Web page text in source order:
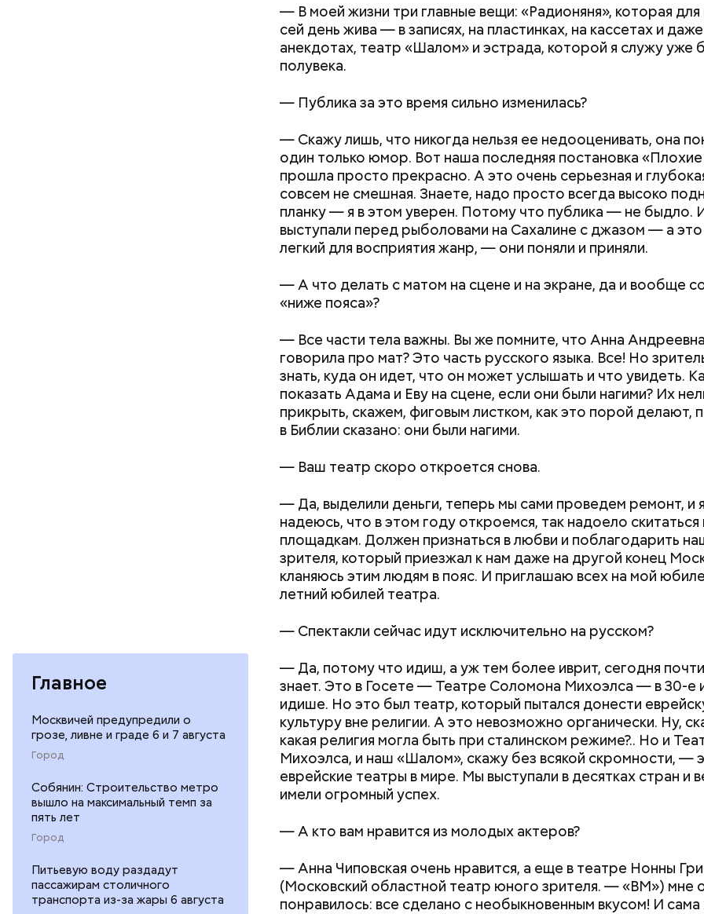
Главное
Москвичей предупредили о
грозе, ливне и граде 6 и 7 августа
Город
Собянин: Строительство метро
вышло на максимальный темп за
пять лет
Город
Питьевую воду раздадут
пассажирам столичного
транспорта из-за жары 6 августа
— В моей жизни три главные вещи: «Радионяня», которая
сей день жива — в записях, на пластинках, на кассетах и
анекдотах, театр «Шалом» и эстрада, которой я служу уже
полувека.
— Публика за это время сильно изменилась?
— Скажу лишь, что никогда нельзя ее недооценивать, она
один только юмор. Вот наша последняя постановка
прошла просто прекрасно. А это очень серьезная и
совсем не смешная. Знаете, надо просто всегда высоко
планку — я в этом уверен. Потому что публика — не быдло.
выступали перед рыболовами на Сахалине с джазом — а
легкий для восприятия жанр, — они поняли и приняли.
—А что делать с матом на сцене и на экране, да и вообще
«ниже пояса»?
— Все части тела важны. Вы же помните, что Анна
говорила про мат? Это часть русского языка. Все! Но
знать, куда он идет, что он может услышать и что увидеть.
показать Адама и Еву на сцене, если они были нагими? Их
прикрыть, скажем, фиговым листком, как это порой делают,
в Библии сказано: они были нагими.
— Ваш театр скоро откроется снова.
— Да, выделили деньги, теперь мы сами проведем ремонт, и
надеюсь, что в этом году откроемся, так надоело
площадкам. Должен признаться в любви и поблагодарить
зрителя, который приезжал к нам даже на другой конец
кланяюсь этим людям в пояс. И приглашаю всех на мой
летний юбилей театра.
— Спектакли сейчас идут исключительно на русском?
— Да, потому что идиш, а уж тем более иврит, сегодня
знает. Это в Госете — Театре Соломона Михоэлса — в 30-е
идише. Но это был театр, который пытался донести
культуру вне религии. А это невозможно органически. Ну,
какая религия могла быть при сталинском режиме?.. Но и
Михоэлса, и наш «Шалом», скажу без всякой скромности, —
еврейские театры в мире. Мы выступали в десятках стран и
имели огромный успех.
—А кто вам нравится из молодых актеров?
—Анна Чиповская очень нравится, а еще в театре Нонны
(Московский областной театр юного зрителя. —«ВМ») мне
понравилось: все сделано с необыкновенным вкусом! И сама
Первое и основное: нельзя относиться к посту как к
наказанию. Это и не испытание в полной мере, а
оказаться наедине с Богом. Ваши помощники в это время —
строгий пост и отказ от удовольствий для тела и духа. Без
отказа от увеселений пост стал бы просто диетой, а ведь
совершенно не в этом.
Медовый спас:
открытки для
Как и в другие посты, на пост Успенский нельзя: